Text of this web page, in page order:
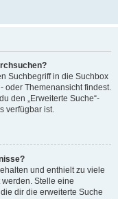
Suchbegriff in die Suchbox
oder Themenansicht findest.
den „Erweiterte Suche“-
verfügbar ist.
und enthielt zu viele
Stelle eine
dir die erweiterte Suche